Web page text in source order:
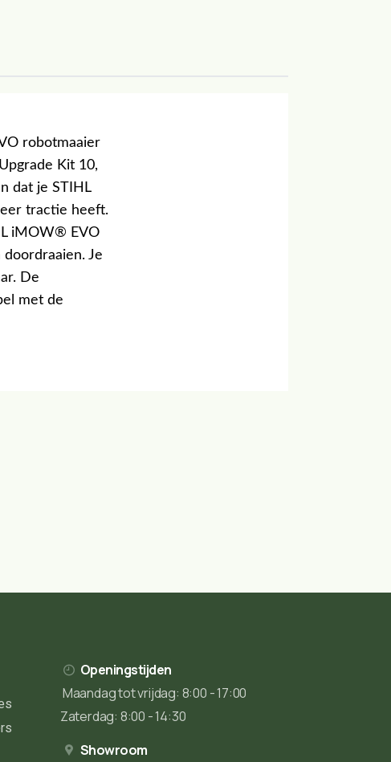
robotmaaier
Kit 10,
dat je STIHL
tractie heeft.
iMOW® EVO
Je
De
met de
Openingstijden
Maandag tot vrijdag: 8:00 - 17:00
Zaterdag: 8:00 - 14:30
Showroom